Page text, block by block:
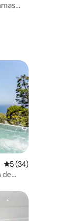
5 de uma
5 (34)
de